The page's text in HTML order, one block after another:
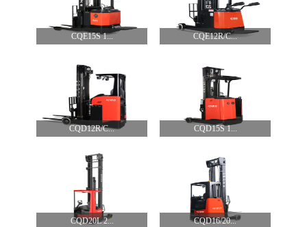
CQE15S 1... CQE12R/C...
CQD12R/C... CQD15S 1...
CQD20L 2... CQD16/20...